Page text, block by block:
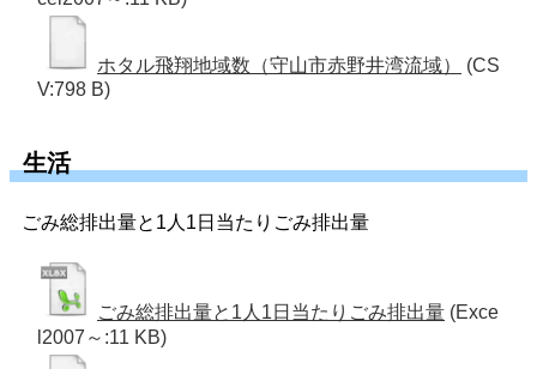
ホタル飛翔地域数（守山市赤野井湾流域）
(CS
V:798 B)
生活
ごみ総排出量と1人1日当たりごみ排出量
ごみ総排出量と1人1日当たりごみ排出量 (Exce
l2007～:11 KB)